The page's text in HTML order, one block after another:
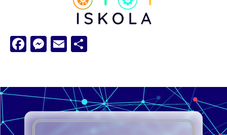
Facebook
Messenger
Email